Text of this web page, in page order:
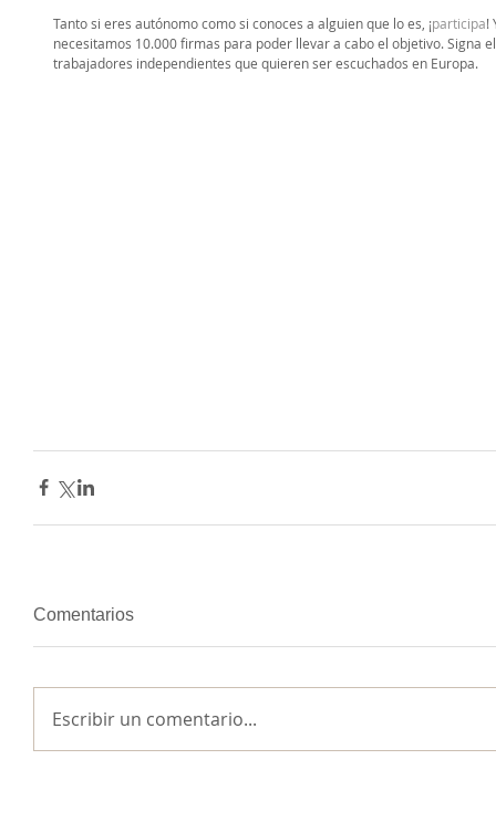
Tanto si eres autónomo como si conoces a alguien que lo es, ¡participa!
necesitamos 10.000 firmas para poder llevar a cabo el objetivo. Signa
trabajadores independientes que quieren ser escuchados en Europa.
Comentarios
Escribir un comentario...